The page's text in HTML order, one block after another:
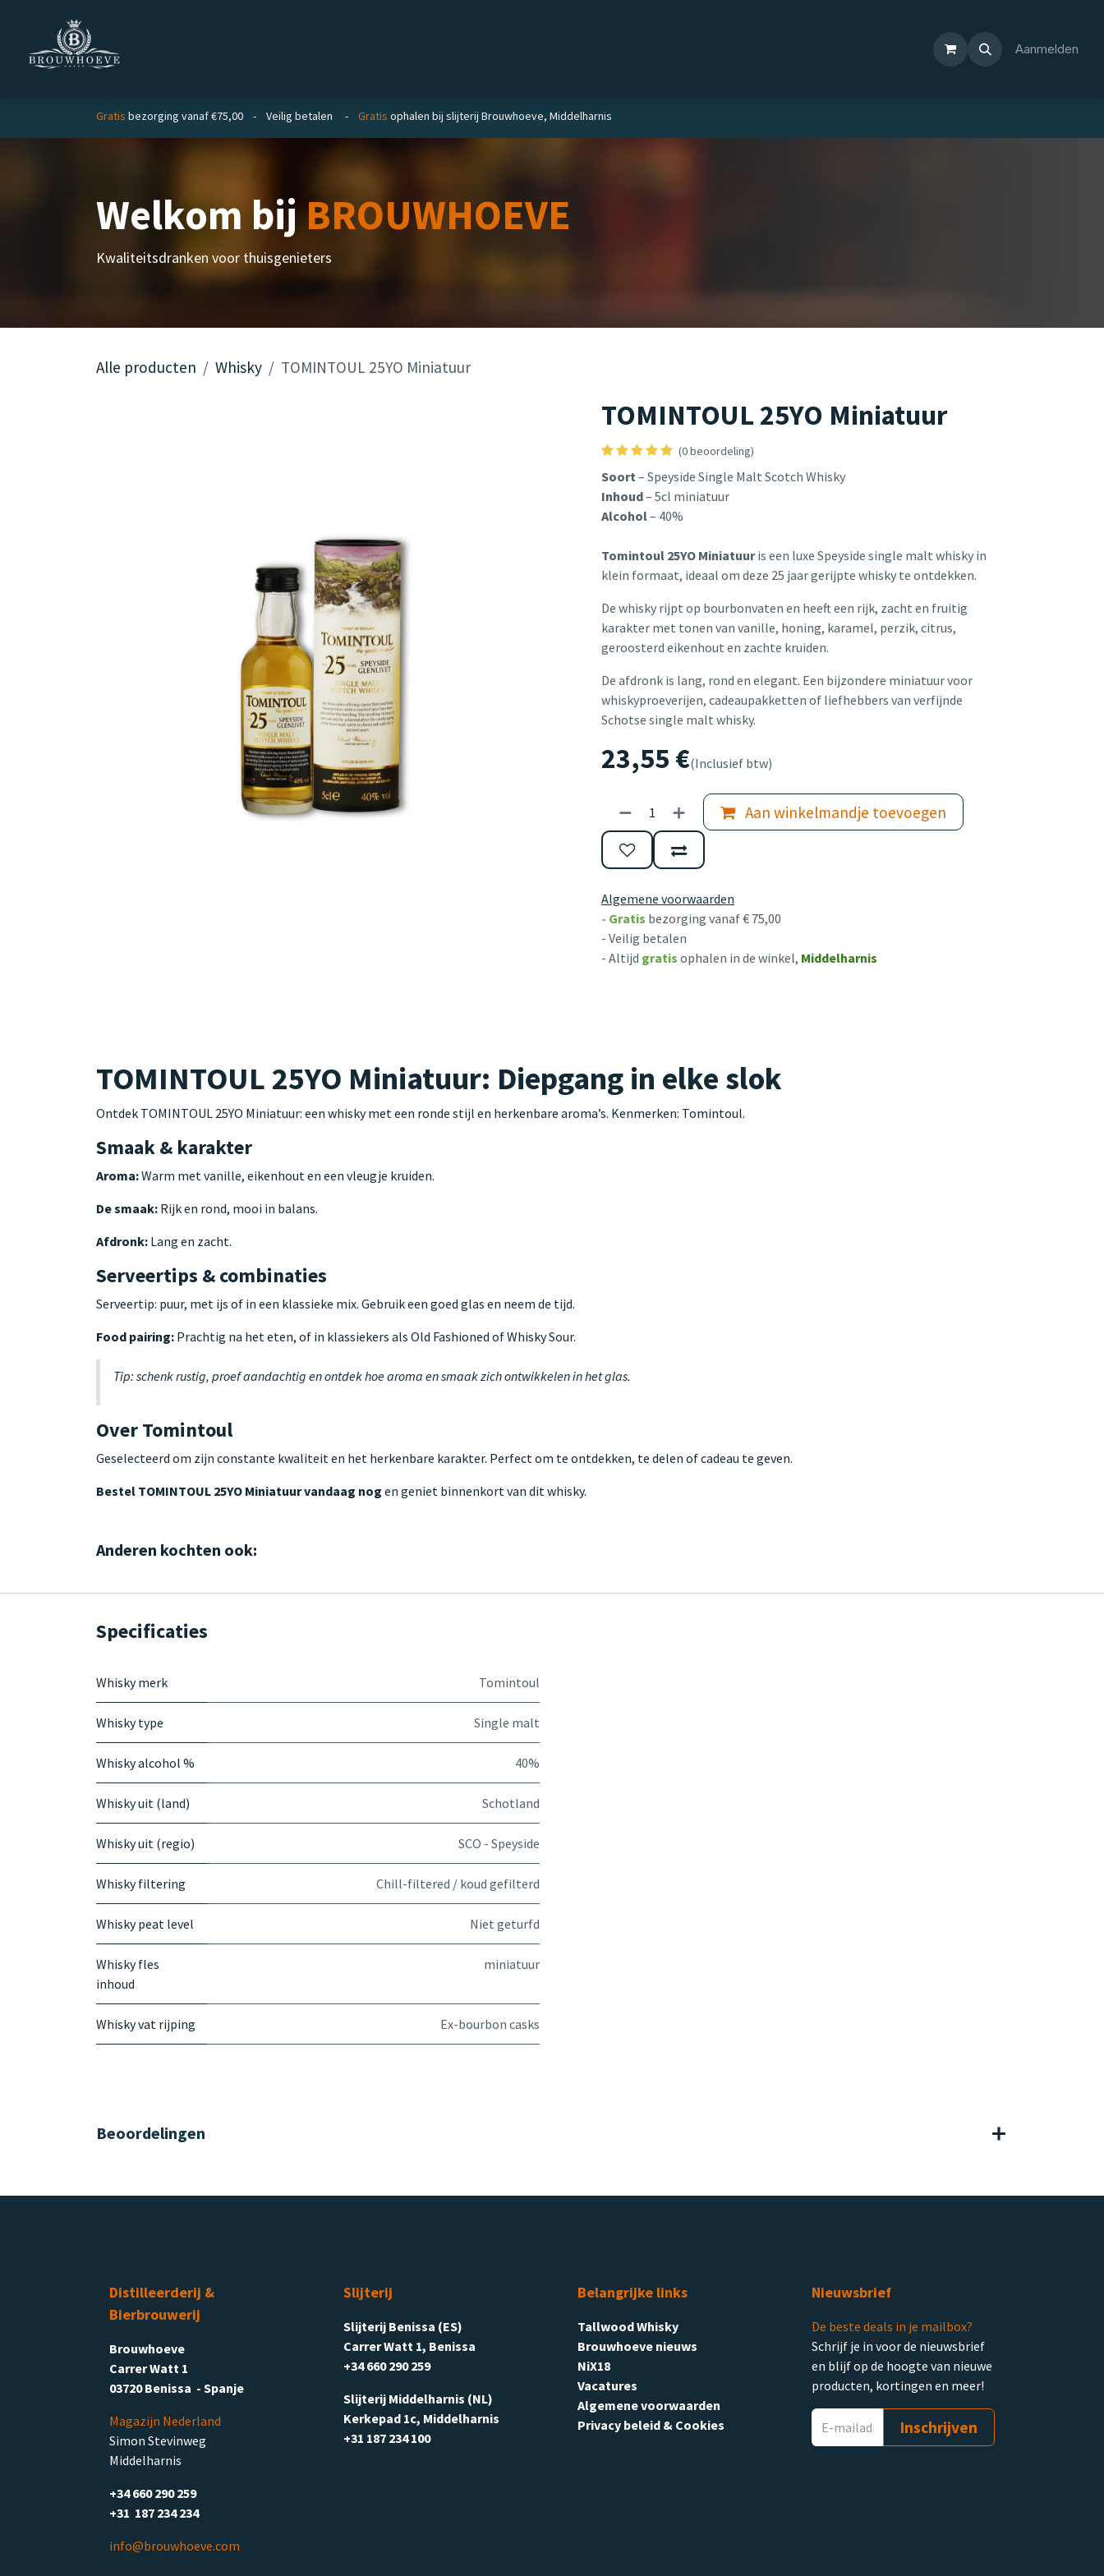
Aanmelden
Gratis bezorging vanaf €75,00 - Veilig betalen - Gratis ophalen bij slijterij Brouwhoeve, Middelharnis
Welkom bijBROUWHOEVE
Kwaliteitsdranken voor thuisgenieters
Alle producten Whisky TOMINTOUL 25YO Miniatuur
TOMINTOUL 25YO Miniatuur
(0 beoordeling)
Soort– Speyside Single Malt Scotch Whisky
Inhoud– 5cl miniatuur
Alcohol– 40%
Tomintoul 25YO Miniatuuris een luxe Speyside single malt whisky in
klein formaat, ideaal om deze 25 jaar gerijpte whisky te ontdekken.
De whisky rijpt op bourbonvaten en heeft een rijk, zacht en fruitig
karakter met tonen van vanille, honing, karamel, perzik, citrus,
geroosterd eikenhout en zachte kruiden.
De afdronk is lang, rond en elegant. Een bijzondere miniatuur voor
whiskyproeverijen, cadeaupakketten of liefhebbers van verfijnde
Schotse single malt whisky.
23,55 €(Inclusief btw)
Aan winkelmandje toevoegen
Algemene voorwaarden
- Gratis bezorging vanaf € 75,00
- Veilig betalen
- Altijd gratis ophalen in de winkel, Middelharnis
TOMINTOUL 25YO Miniatuur: Diepgang in elke slok
Ontdek TOMINTOUL 25YO Miniatuur: een whisky met een ronde stijl en herkenbare aroma’s. Kenmerken: Tomintoul.
Smaak & karakter
Aroma:Warm met vanille, eikenhout en een vleugje kruiden.
De smaak: Rijk en rond, mooi in balans.
Afdronk: Lang en zacht.
Serveertips & combinaties
Serveertip: puur, met ijs of in een klassieke mix. Gebruik een goed glas en neem de tijd.
Food pairing: Prachtig na het eten, of in klassiekers als Old Fashioned of Whisky Sour.
Tip: schenk rustig, proef aandachtig en ontdek hoe aroma en smaak zich ontwikkelen in het glas.
Over Tomintoul
Geselecteerd om zijn constante kwaliteit en het herkenbare karakter. Perfect om te ontdekken, te delen of cadeau te geven.
Bestel TOMINTOUL 25YO Miniatuur vandaag nog en geniet binnenkort van dit whisky.
Anderen kochten ook:
Specificaties
Whisky merk Tomintoul
Whisky type Single malt
Whisky alcohol % 40%
Whisky uit (land) Schotland
Whisky uit (regio) SCO - Speyside
Whisky filtering Chill-filtered / koud gefilterd
Whisky peat level Niet geturfd
Whisky fles
inhoud
miniatuur
Whisky vat rijping Ex-bourbon casks
Beoordelingen
Distilleerderij &
Bierbrouwerij
Brouwhoeve
Carrer Watt 1
03720 Benissa - Spanje
Magazijn Nederland
Simon Stevinweg
Middelharnis
+34 660 290 259
+31 187 234 234
info@brouwhoeve.com
Slijterij
Slijterij Benissa (ES)
Carrer Watt 1, Benissa
+34 660 290 259
Slijterij Middelharnis (NL)
Kerkepad 1c, Middelharnis
+31 187 234 100
Belangrijke links
Tallwood Whisky
Brouwhoeve nieuws
NiX18
Vacatures
Algemene voorwaarden
Privacy beleid & Cookies
Nieuwsbrief
De beste deals in je mailbox?
Schrijf je in voor de nieuwsbrief
en blijf op de hoogte van nieuwe
producten, kortingen en meer!
Inschrijven